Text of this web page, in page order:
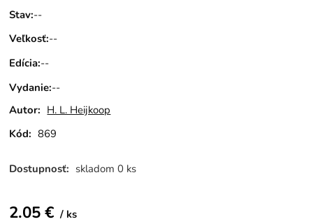
Stav:--
Veľkosť:--
Edícia:--
Vydanie:--
Autor: H. L. Heijkoop
Kód: 869
Dostupnosť: skladom 0 ks
2.05€ ks